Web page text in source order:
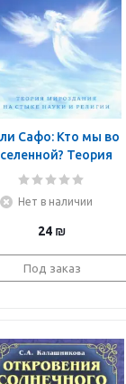
Сафо: Кто мы во
Теория
на стыке
Нет в наличии
24 ₪
Под заказ